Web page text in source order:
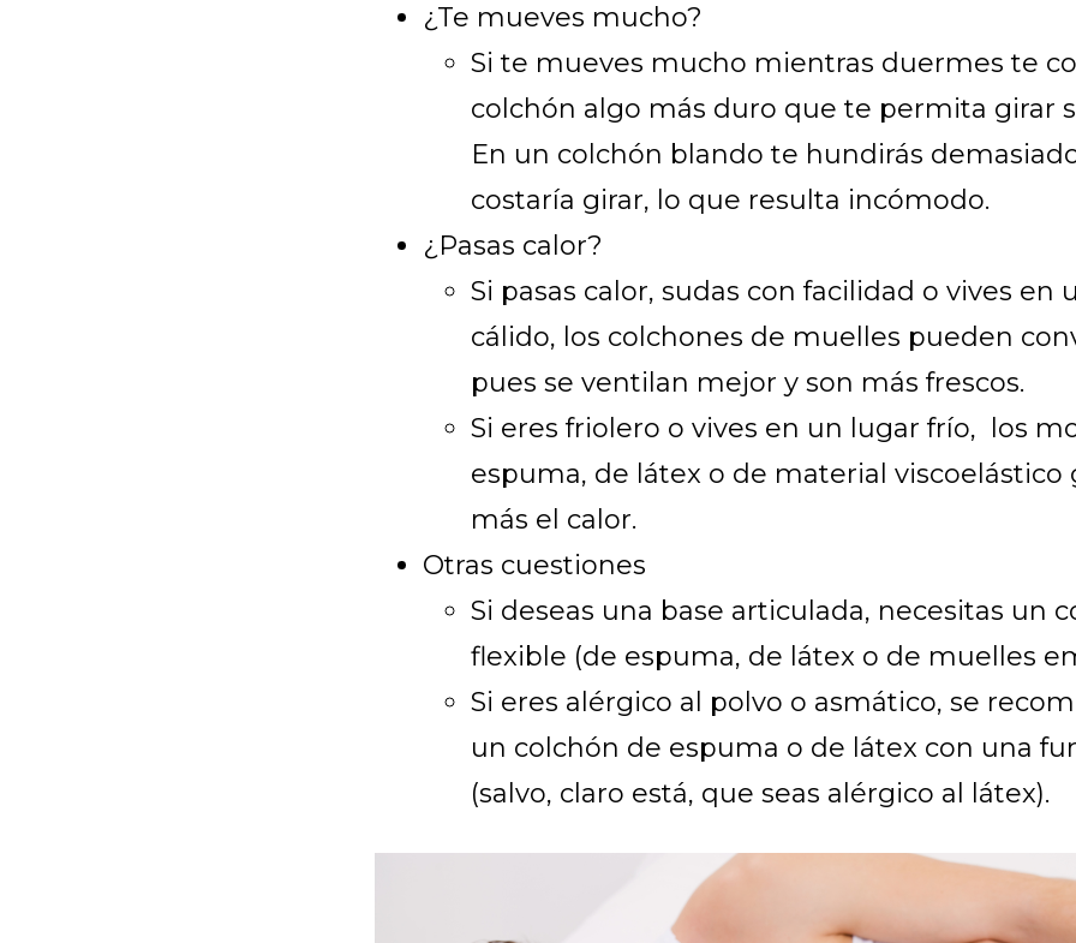
¿Te mueves mucho?
Si te mueves mucho mientras duermes te
colchón algo más duro que te permita girar
En un colchón blando te hundirás
costaría girar, lo que resulta incómodo.
¿Pasas calor?
Si pasas calor, sudas con facilidad o vives en
cálido, los colchones de muelles pueden
pues se ventilan mejor y son más frescos.
Si eres friolero o vives en un lugar frío, los
espuma, de látex o de material viscoelástico
más el calor.
Otras cuestiones
Si deseas una base articulada, necesitas un
flexible (de espuma, de látex o de muelles
Si eres alérgico al polvo o asmático, se
un colchón de espuma o de látex con una
(salvo, claro está, que seas alérgico al látex).